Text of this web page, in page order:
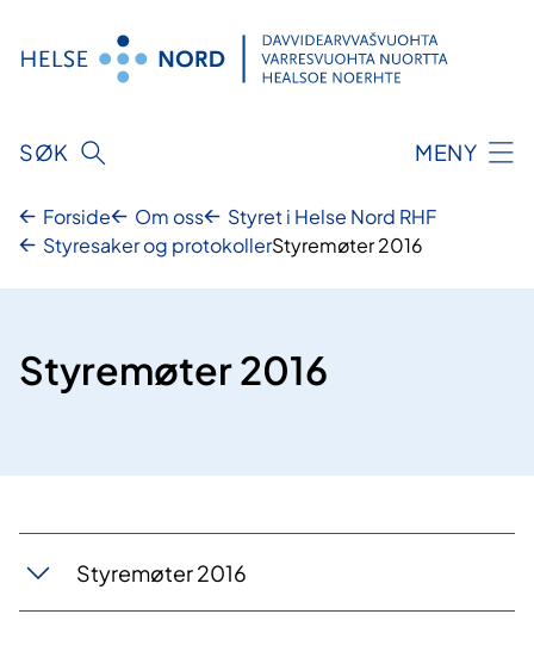
innhold
SØK MENY
Forside Om oss
Styret i Helse Nord RHF
Styresaker og protokollerStyremøter 2016
Styremøter 2016
Styremøter 2016